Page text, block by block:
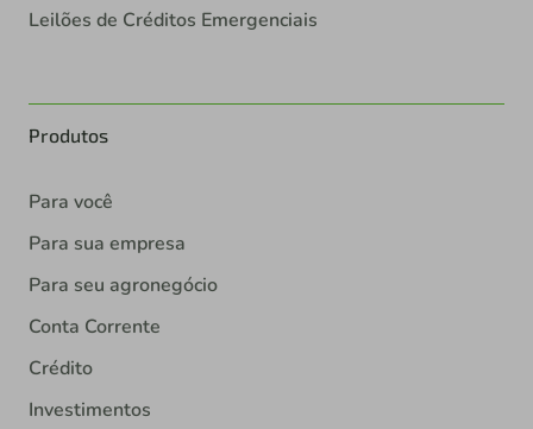
Leilões de Créditos Emergenciais
Produtos
Para você
Para sua empresa
Para seu agronegócio
Conta Corrente
Crédito
Investimentos